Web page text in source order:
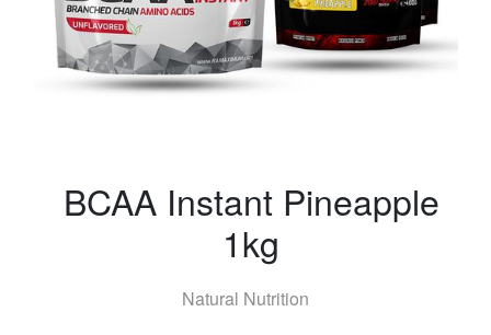
BCAA Instant Pineapple
1kg
Natural Nutrition